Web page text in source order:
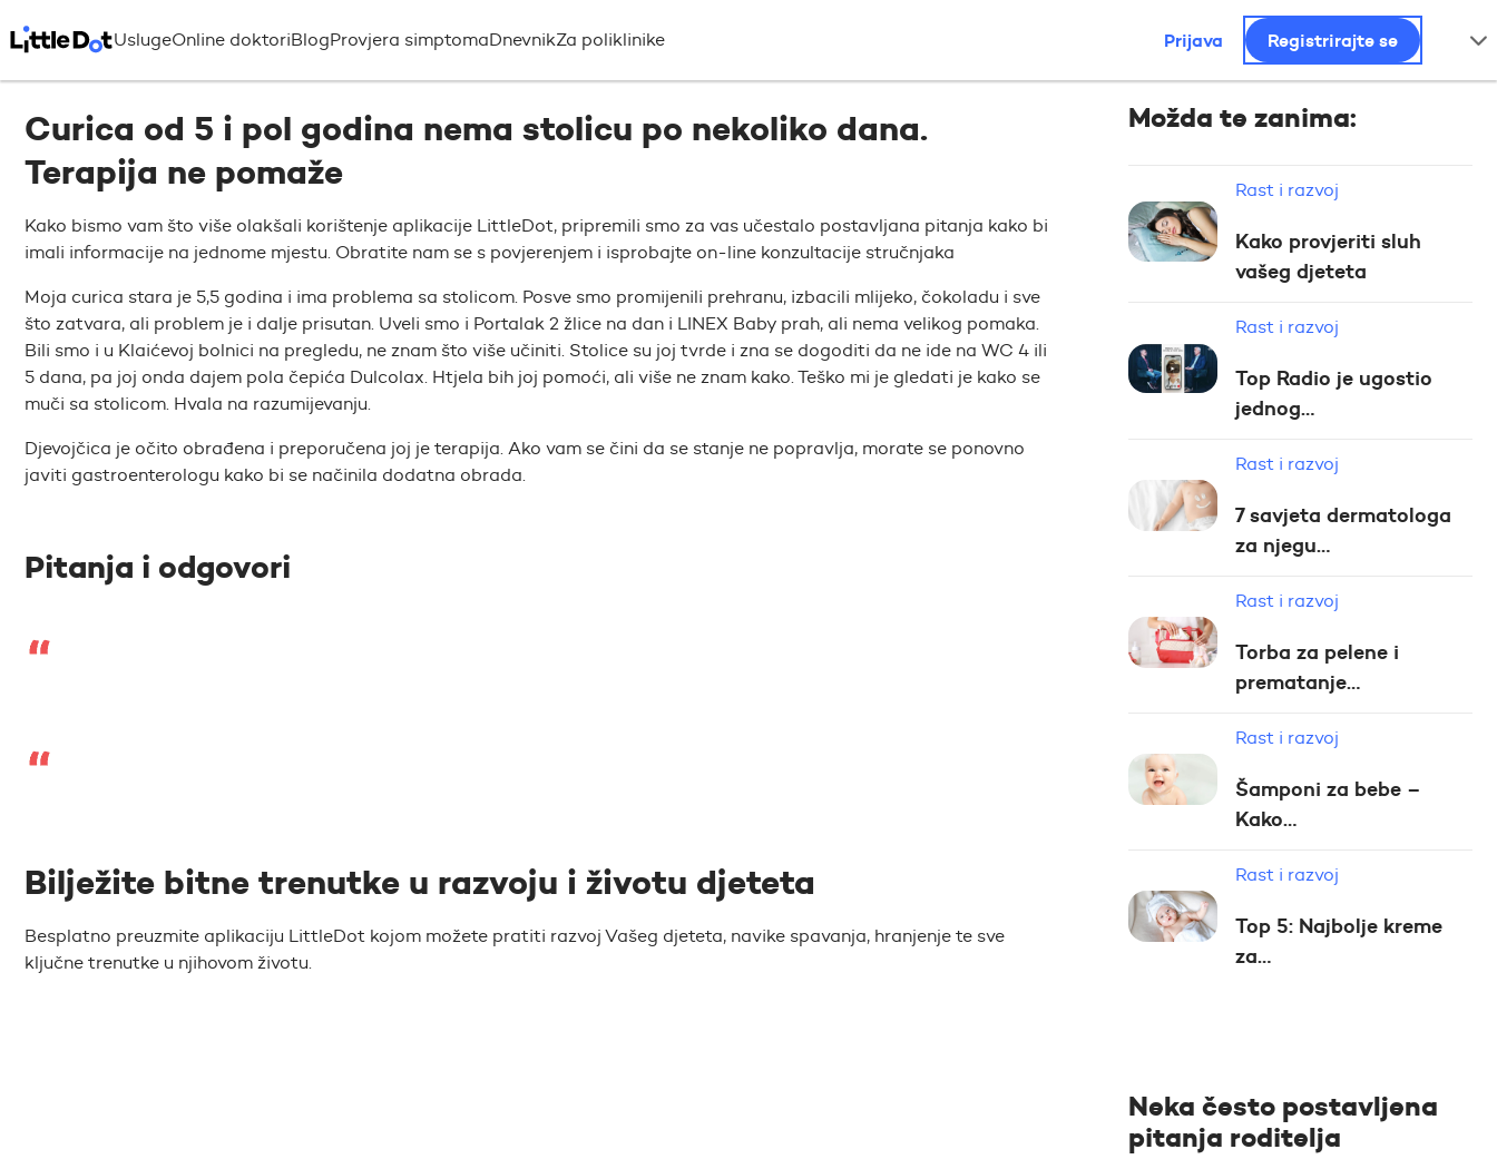
UslugeOnline doktoriBlogProvjera simptomaDnevnikZa poliklinike Prijava Registrirajte se
Curica od 5 i pol godina nema stolicu po nekoliko dana.
Terapija ne pomaže
Kako bismo vam što više olakšali korištenje aplikacije LittleDot, pripremili smo za vas učestalo postavljana pitanja kako bi
imali informacije na jednome mjestu. Obratite nam se s povjerenjem i isprobajte on-line konzultacije stručnjaka
Moja curica stara je 5,5 godina i ima problema sa stolicom. Posve smo promijenili prehranu, izbacili mlijeko, čokoladu i sve
što zatvara, ali problem je i dalje prisutan. Uveli smo i Portalak 2 žlice na dan i LINEX Baby prah, ali nema velikog pomaka.
Bili smo i u Klaićevoj bolnici na pregledu, ne znam što više učiniti. Stolice su joj tvrde i zna se dogoditi da ne ide na WC 4 ili
5 dana, pa joj onda dajem pola čepića Dulcolax. Htjela bih joj pomoći, ali više ne znam kako. Teško mi je gledati je kako se
muči sa stolicom. Hvala na razumijevanju.
Djevojčica je očito obrađena i preporučena joj je terapija. Ako vam se čini da se stanje ne popravlja, morate se ponovno
javiti gastroenterologu kako bi se načinila dodatna obrada.
Pitanja i odgovori
Bilježite bitne trenutke u razvoju i životu djeteta
Besplatno preuzmite aplikaciju LittleDot kojom možete pratiti razvoj Vašeg djeteta, navike spavanja, hranjenje te sve
ključne trenutke u njihovom životu.
Možda te zanima:
Rast i razvoj
Kako provjeriti sluh
vašeg djeteta
Rast i razvoj
Top Radio je ugostio
jednog…
Rast i razvoj
7 savjeta dermatologa
za njegu…
Rast i razvoj
Torba za pelene i
prematanje…
Rast i razvoj
Šamponi za bebe –
Kako…
Rast i razvoj
Top 5: Najbolje kreme
za…
Neka često postavljena
pitanja roditelja